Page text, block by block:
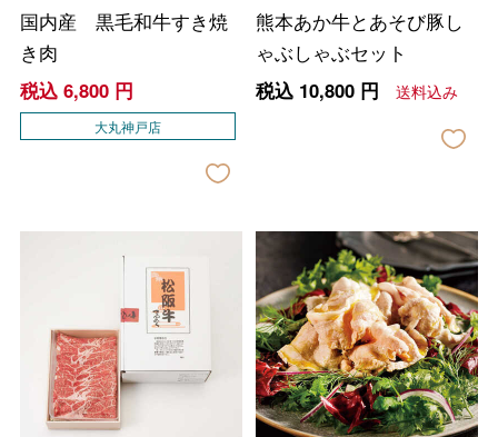
国内産 黒毛和牛すき焼
き肉
税込 6,800円
大丸神戸店
熊本あか牛とあそび豚し
ゃぶしゃぶセット
税込 10,800円 送料込み